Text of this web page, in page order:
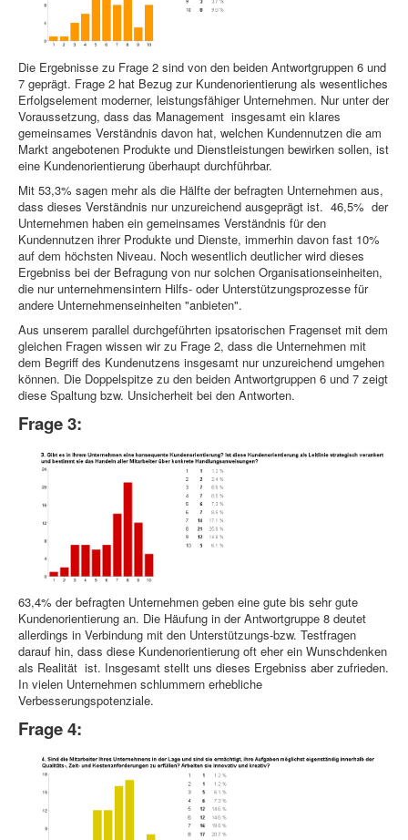
Die Ergebnisse zu Frage 2 sind von den beiden Antwortgruppen 6 und
7 geprägt. Frage 2 hat Bezug zur Kundenorientierung als wesentliches
Erfolgselement moderner, leistungsfähiger Unternehmen. Nur unter der
Voraussetzung, dass das Management insgesamt ein klares
gemeinsames Verständnis davon hat, welchen Kundennutzen die am
Markt angebotenen Produkte und Dienstleistungen bewirken sollen, ist
eine Kundenorientierung überhaupt durchführbar.
Mit 53,3% sagen mehr als die Hälfte der befragten Unternehmen aus,
dass dieses Verständnis nur unzureichend ausgeprägt ist. 46,5% der
Unternehmen haben ein gemeinsames Verständnis für den
Kundennutzen ihrer Produkte und Dienste, immerhin davon fast 10%
auf dem höchsten Niveau. Noch wesentlich deutlicher wird dieses
Ergebniss bei der Befragung von nur solchen Organisationseinheiten,
die nur unternehmensintern Hilfs- oder Unterstützungsprozesse für
andere Unternehmenseinheiten "anbieten".
Aus unserem parallel durchgeführten ipsatorischen Fragenset mit dem
gleichen Fragen wissen wir zu Frage 2, dass die Unternehmen mit
dem Begriff des Kundenutzens insgesamt nur unzureichend umgehen
können. Die Doppelspitze zu den beiden Antwortgruppen 6 und 7 zeigt
diese Spaltung bzw. Unsicherheit bei den Antworten.
Frage 3:
63,4% der befragten Unternehmen geben eine gute bis sehr gute
Kundenorientierung an. Die Häufung in der Antwortgruppe 8 deutet
allerdings in Verbindung mit den Unterstützungs-bzw. Testfragen
darauf hin, dass diese Kundenorientierung oft eher ein Wunschdenken
als Realität ist. Insgesamt stellt uns dieses Ergebniss aber zufrieden.
In vielen Unternehmen schlummern erhebliche
Verbesserungspotenziale.
Frage 4: